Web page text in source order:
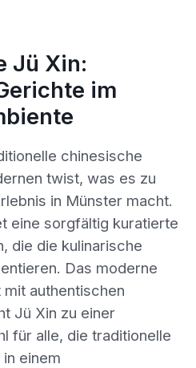
Jü Xin:
im
chinesische
twist, was es zu
in Münster macht.
eine sorgfältig kuratierte
die die kulinarische
Das moderne
authentischen
Jü Xin zu einer
für alle, die traditionelle
einem